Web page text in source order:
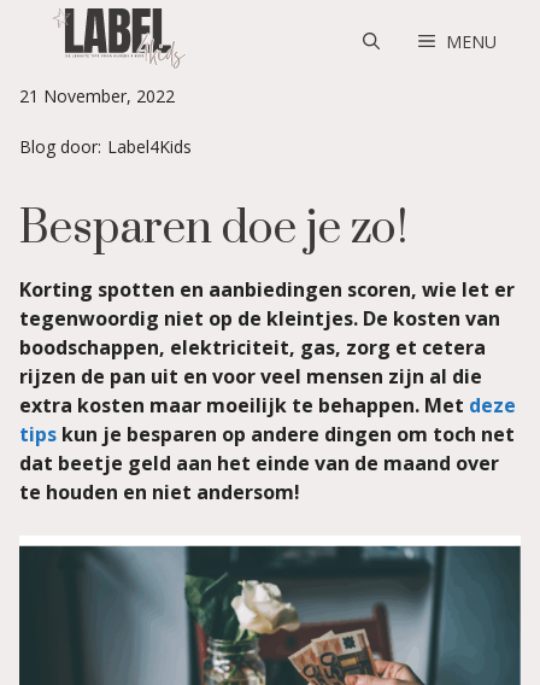
MENU
21 November, 2022
Blog door: Label4Kids
Besparen doe je zo!
Korting spotten en aanbiedingen scoren, wie let er
tegenwoordig niet op de kleintjes. De kosten van
boodschappen, elektriciteit, gas, zorg et cetera
rijzen de pan uit en voor veel mensen zijn al die
extra kosten maar moeilijk te behappen. Met deze
tips kun je besparen op andere dingen om toch net
dat beetje geld aan het einde van de maand over
te houden en niet andersom!